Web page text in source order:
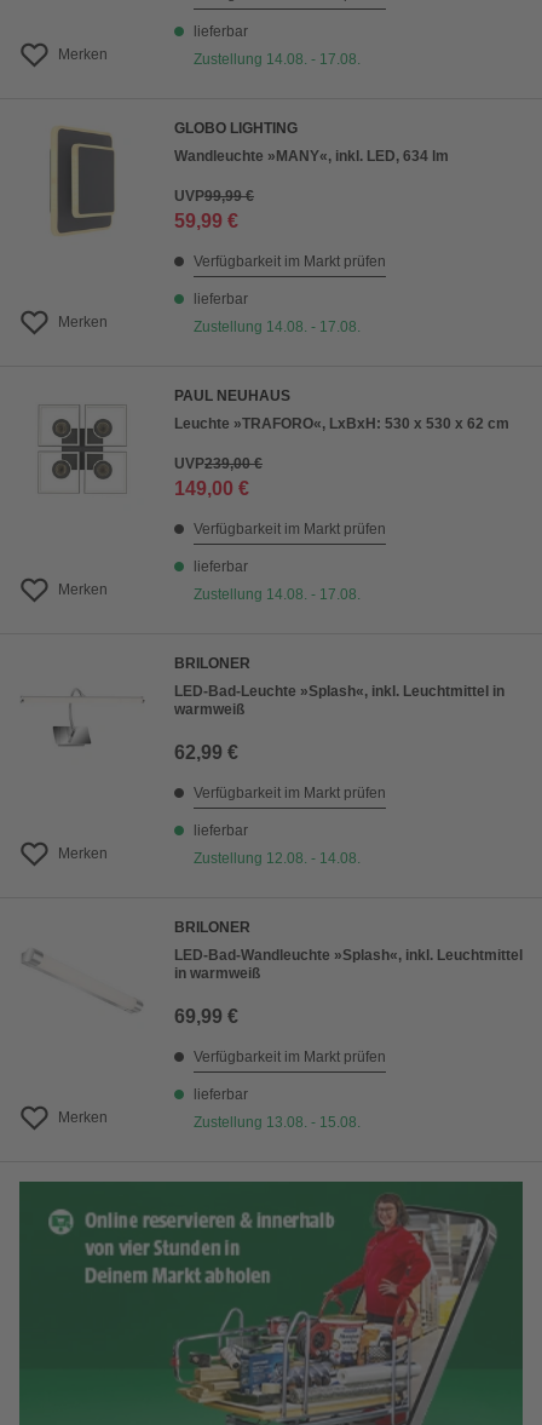
Merken
lieferbar
Zustellung 14.08. - 17.08.
Merken
GLOBO LIGHTING
Wandleuchte »MANY«, inkl. LED, 634 lm
UVP99,99 €
59,99 €
Verfügbarkeit im Markt prüfen
lieferbar
Zustellung 14.08. - 17.08.
Merken
PAUL NEUHAUS
Leuchte »TRAFORO«, LxBxH: 530 x 530 x 62 cm
UVP239,00 €
149,00 €
Verfügbarkeit im Markt prüfen
lieferbar
Zustellung 14.08. - 17.08.
Merken
BRILONER
LED-Bad-Leuchte »Splash«, inkl. Leuchtmittel in
warmweiß
62,99 €
Verfügbarkeit im Markt prüfen
lieferbar
Zustellung 12.08. - 14.08.
Merken
BRILONER
LED-Bad-Wandleuchte »Splash«, inkl. Leuchtmittel
in warmweiß
69,99 €
Verfügbarkeit im Markt prüfen
lieferbar
Zustellung 13.08. - 15.08.